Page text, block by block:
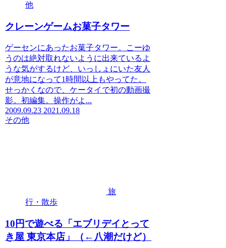
他
クレーンゲームお菓子タワー
ゲーセンにあったお菓子タワー。こーゆ
うのは絶対取れないように出来ているよ
うな気がするけど、いっしょにいた友人
が意地になって1時間以上もやってた。
せっかくなので、ケータイで初の動画撮
影。初編集。操作がよ...
2009.09.23 2021.09.18
その他
旅
行・散歩
10円で遊べる「エブリデイとって
き屋 東京本店」（←八潮だけど）